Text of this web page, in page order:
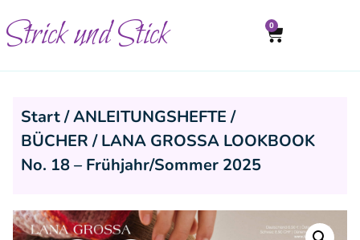
Strick und Stick 0
Start/ANLEITUNGSHEFTE /
BÜCHER/ LANA GROSSA LOOKBOOK
No. 18 – Frühjahr/Sommer 2025